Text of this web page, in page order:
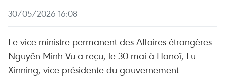
30/05/2026 16:08
Le vice-ministre permanent des Affaires étrangères
Nguyên Minh Vu a reçu, le 30 mai à Hanoï, Lu
Xinning, vice-présidente du gouvernement